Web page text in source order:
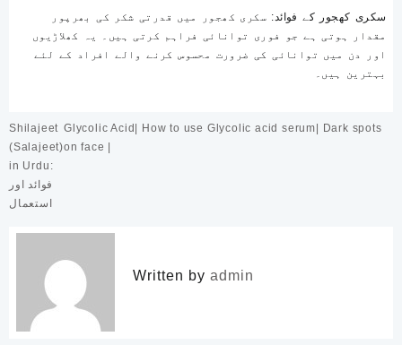
سکری کھجور کے فوائد : سکری کھجور میں قدرتی شکر کی بھرپور
مقدار ہوتی ہے جو فوری توانائی فراہم کرتی ہیں۔ یہ کھلاڑیوں
اور دن میں توانائی کی ضرورت محسوس کرنے والے افراد کے لئے
بہترین ہیں۔
Post
navigation
Shilajeet
(Salajeet)
in Urdu:
فوائد اور
استعمال
Glycolic Acid| How to use Glycolic acid serum| Dark spots
on face |
Written by admin